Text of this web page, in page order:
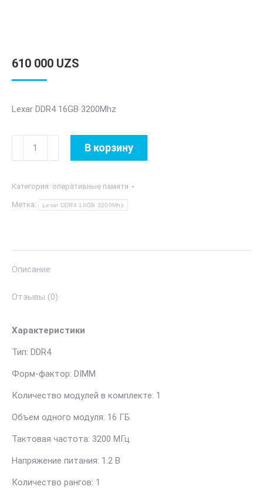
610 000 UZS
Lexar DDR4 16GB 3200Mhz
Количество
товара
DDR4
16GB
В корзину
Категория: оперативные памяти
Метка: Lexar DDR4 16GB 3200Mhz
Описание
Отзывы (0)
Характеристики
Тип: DDR4
Форм-фактор: DIMM
Количество модулей в комплекте: 1
Объем одного модуля: 16 ГБ
Тактовая частота: 3200 МГц
Напряжение питания: 1.2 В
Количество рангов: 1